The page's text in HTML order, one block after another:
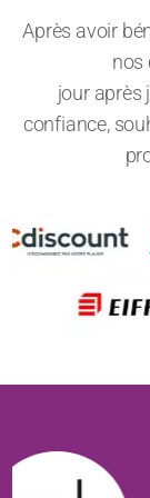
Après avoir
nos
jour après
confiance,